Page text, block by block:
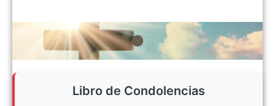
Libro de Condolencias